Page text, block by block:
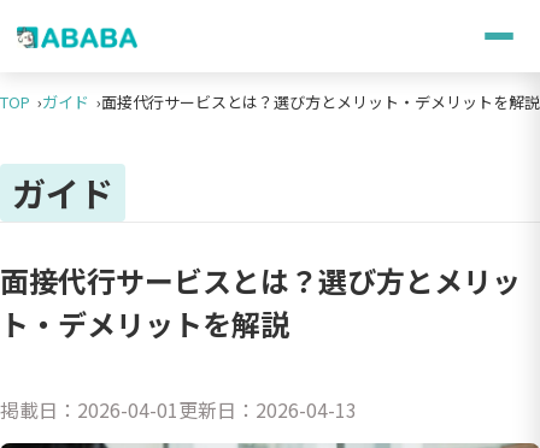
TOP ガイド 面接代行サービスとは？選び方とメリット・デメリットを解説
ガイド
面接代行サービスとは？選び方とメリッ
ト・デメリットを解説
掲載日： 2026-04-01更新日： 2026-04-13